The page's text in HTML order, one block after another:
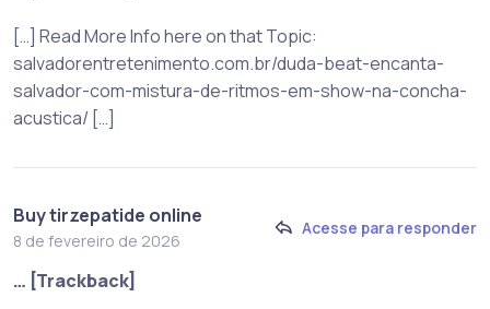
[…] Read More Info here on that Topic:
salvadorentretenimento.com.br/duda-beat-encanta-
salvador-com-mistura-de-ritmos-em-show-na-concha-
acustica/ […]
Buy tirzepatide online
8 de fevereiro de 2026
Acesse para responder
… [Trackback]